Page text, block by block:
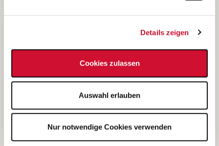
Details zeigen
Cookies zulassen
Auswahl erlauben
Nur notwendige Cookies verwenden
Bewerbung als Altenpflegehelfer*in
Bewerbung als Erzieher*in
AWO Gliederungen nach Bundesland
Impressum